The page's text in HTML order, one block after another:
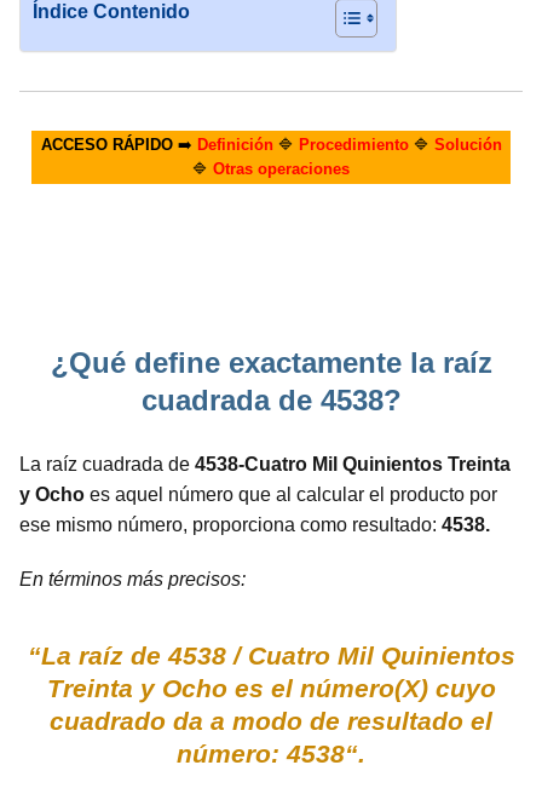
Índice Contenido
ACCESO RÁPIDO➡️ Definición🔷 Procedimiento🔷 Solución
🔷 Otras operaciones
¿Qué define exactamente la raíz
cuadrada de 4538?
La raíz cuadrada de 4538-Cuatro Mil Quinientos Treinta
y Ocho es aquel número que al calcular el producto por
ese mismo número, proporciona como resultado: 4538.
En términos más precisos:
“La raíz de 4538 / Cuatro Mil Quinientos
Treinta y Ocho es el número(X) cuyo
cuadrado da a modo de resultado el
número: 4538“.